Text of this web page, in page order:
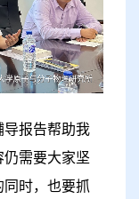
报告帮助我
需要大家坚
时，也要抓